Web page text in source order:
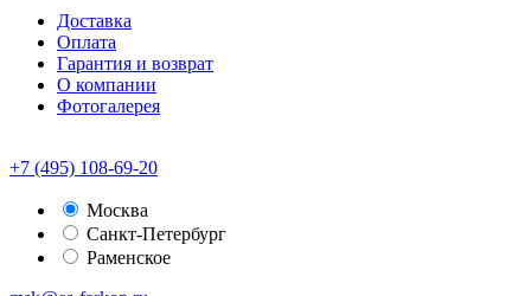
Доставка
Оплата
Гарантия и возврат
О компании
Фотогалерея
+7 (495) 108-69-20
Москва
Санкт-Петербург
Раменское